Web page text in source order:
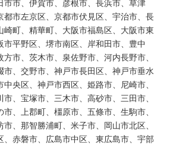
市市、伊賀市、彦根市、長浜市、草津
都市左京区、京都市伏見区、宇治市、長
崎町、精華町、大阪市福島区、大阪市東
市平野区、堺市南区、岸和田市、豊中
市、茨木市、泉佐野市、河内長野市、
市、交野市、神戸市長田区、神戸市垂水
央区、神戸市西区、姫路市、尼崎市、
、宝塚市、三木市、高砂市、三田市、
、上郡町、橿原市、五條市、生駒市、
、那智勝浦町、米子市、岡山市北区、
、赤磐市、広島市中区、東広島市、宇部